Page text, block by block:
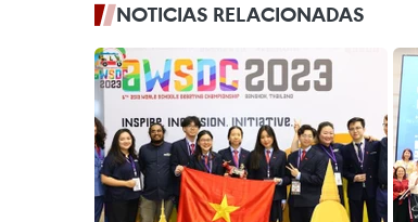
NOTICIAS RELACIONADAS